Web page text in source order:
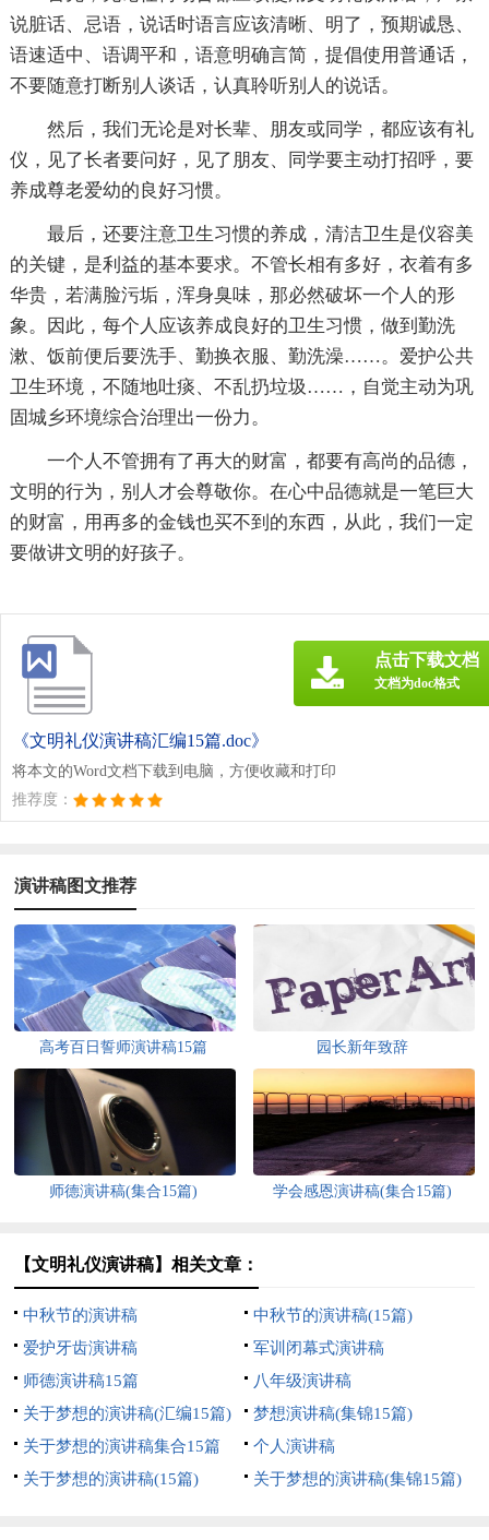
说脏话、忌语，说话时语言应该清晰、明了，预期诚恳、
语速适中、语调平和，语意明确言简，提倡使用普通话，
不要随意打断别人谈话，认真聆听别人的说话。
然后，我们无论是对长辈、朋友或同学，都应该有礼
仪，见了长者要问好，见了朋友、同学要主动打招呼，要
养成尊老爱幼的良好习惯。
最后，还要注意卫生习惯的养成，清洁卫生是仪容美
的关键，是利益的基本要求。不管长相有多好，衣着有多
华贵，若满脸污垢，浑身臭味，那必然破坏一个人的形
象。因此，每个人应该养成良好的卫生习惯，做到勤洗
漱、饭前便后要洗手、勤换衣服、勤洗澡……。爱护公共
卫生环境，不随地吐痰、不乱扔垃圾……，自觉主动为巩
固城乡环境综合治理出一份力。
一个人不管拥有了再大的财富，都要有高尚的品德，
文明的行为，别人才会尊敬你。在心中品德就是一笔巨大
的财富，用再多的金钱也买不到的东西，从此，我们一定
要做讲文明的好孩子。
《文明礼仪演讲稿汇编15篇.doc》
将本文的Word文档下载到电脑，方便收藏和打印
推荐度：
点击下载文档
文档为doc格式
演讲稿图文推荐
高考百日誓师演讲稿15篇 园长新年致辞
师德演讲稿(集合15篇) 学会感恩演讲稿(集合15篇)
【文明礼仪演讲稿】相关文章：
中秋节的演讲稿
中秋节的演讲稿(15篇)
爱护牙齿演讲稿
军训闭幕式演讲稿
师德演讲稿15篇
八年级演讲稿
关于梦想的演讲稿(汇编15篇)
梦想演讲稿(集锦15篇)
关于梦想的演讲稿集合15篇
个人演讲稿
关于梦想的演讲稿(15篇)
关于梦想的演讲稿(集锦15篇)